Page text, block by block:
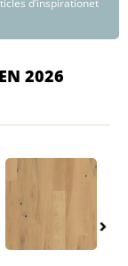
d’inspirationet
2026